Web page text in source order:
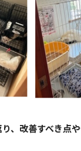
、改善すべき点